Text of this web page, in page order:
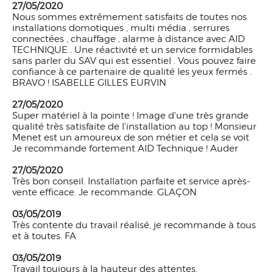
27/05/2020
Nous sommes extrêmement satisfaits de toutes nos
installations domotiques , multi média , serrures
connectées , chauffage , alarme à distance avec AID
TECHNIQUE . Une réactivité et un service formidables
sans parler du SAV qui est essentiel . Vous pouvez faire
confiance à ce partenaire de qualité les yeux fermés .
BRAVO ! ISABELLE GILLES EURVIN
27/05/2020
Super matériel à la pointe ! Image d'une très grande
qualité très satisfaite de l'installation au top ! Monsieur
Menet est un amoureux de son métier et cela se voit
Je recommande fortement AID Technique ! Auder
27/05/2020
Très bon conseil. Installation parfaite et service après-
vente efficace. Je recommande. GLAÇON
03/05/2019
Très contente du travail réalisé, je recommande à tous
et à toutes. FA
03/05/2019
Travail toujours à la hauteur des attentes.